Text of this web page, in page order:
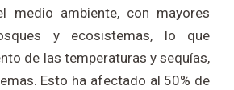
medio ambiente, con mayores
y ecosistemas, lo que
de las temperaturas y sequías,
Esto ha afectado al 50% de